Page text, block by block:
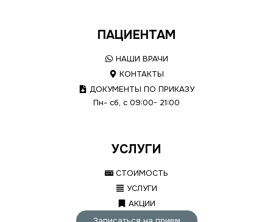
ПАЦИЕНТАМ
НАШИ ВРАЧИ
КОНТАКТЫ
ДОКУМЕНТЫ ПО ПРИКАЗУ
Пн- сб, с 09:00- 21:00
УСЛУГИ
СТОИМОСТЬ
УСЛУГИ
АКЦИИ